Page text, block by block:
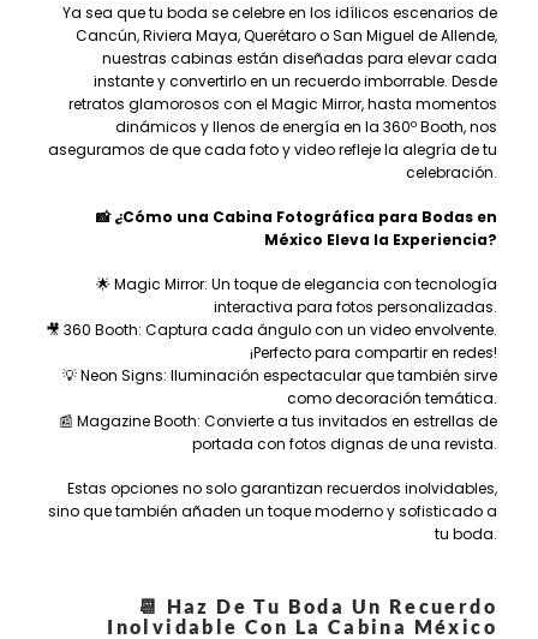
Ya sea que tu boda se celebre en los idílicos escenarios de
Cancún, Riviera Maya, Querétaro o San Miguel de Allende,
nuestras cabinas están diseñadas para elevar cada
instante y convertirlo en un recuerdo imborrable. Desde
retratos glamorosos con el Magic Mirror, hasta momentos
dinámicos y llenos de energía en la 360º Booth, nos
aseguramos de que cada foto y video refleje la alegría de tu
celebración.
📸 ¿Cómo una Cabina Fotográfica para Bodas en
México Eleva la Experiencia?
🌟 Magic Mirror: Un toque de elegancia con tecnología
interactiva para fotos personalizadas.
🎥 360 Booth: Captura cada ángulo con un video envolvente.
¡Perfecto para compartir en redes!
💡 Neon Signs: Iluminación espectacular que también sirve
como decoración temática.
📰 Magazine Booth: Convierte a tus invitados en estrellas de
portada con fotos dignas de una revista.
Estas opciones no solo garantizan recuerdos inolvidables,
sino que también añaden un toque moderno y sofisticado a
tu boda.
📆 Haz De Tu Boda Un Recuerdo
Inolvidable Con La Cabina México